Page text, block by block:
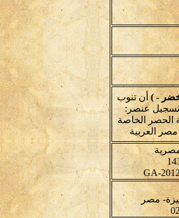
خضر - )أن تنوب
تسجيل عنصر:
الحصر الخاصة
مصر العربية